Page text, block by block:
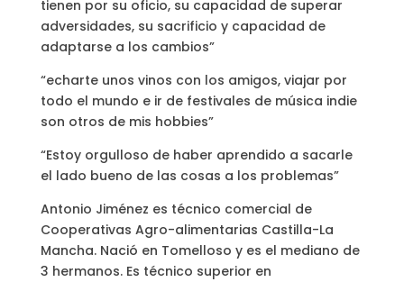
tienen por su oficio, su capacidad de superar
adversidades, su sacrificio y capacidad de
adaptarse a los cambios”
“echarte unos vinos con los amigos, viajar por
todo el mundo e ir de festivales de música indie
son otros de mis hobbies”
“Estoy orgulloso de haber aprendido a sacarle
el lado bueno de las cosas a los problemas”
Antonio Jiménez es técnico comercial de
Cooperativas Agro-alimentarias Castilla-La
Mancha. Nació en Tomelloso y es el mediano de
3 hermanos. Es técnico superior en